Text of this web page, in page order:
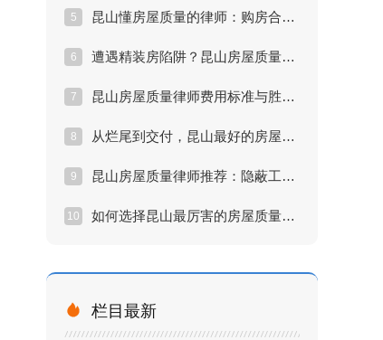
5 昆山懂房屋质量的律师：购房合同中的陷阱
6 遭遇精装房陷阱？昆山房屋质量律师维权实战方案
7 昆山房屋质量律师费用标准与胜诉率深度评估
8 从烂尾到交付，昆山最好的房屋质量律师做了什么？
9 昆山房屋质量律师推荐：隐蔽工程索赔难点解析
10 如何选择昆山最厉害的房屋质量律师？五大核心指标
 栏目最新